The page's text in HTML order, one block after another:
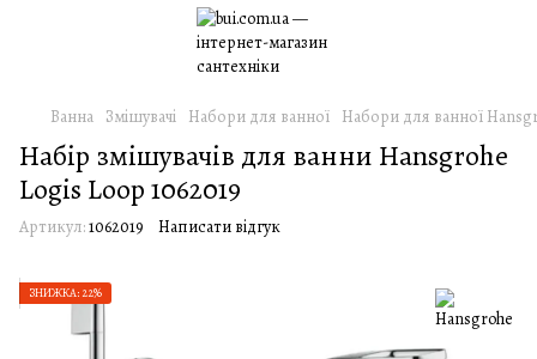
Ванна Змішувачі Набори для ванної Набори для ванної
Набiр змiшувачiв для ванни Hansgrohe
Logis Loop 1062019
Артикул:1062019 Написати відгук
ЗНИЖКА: 22%